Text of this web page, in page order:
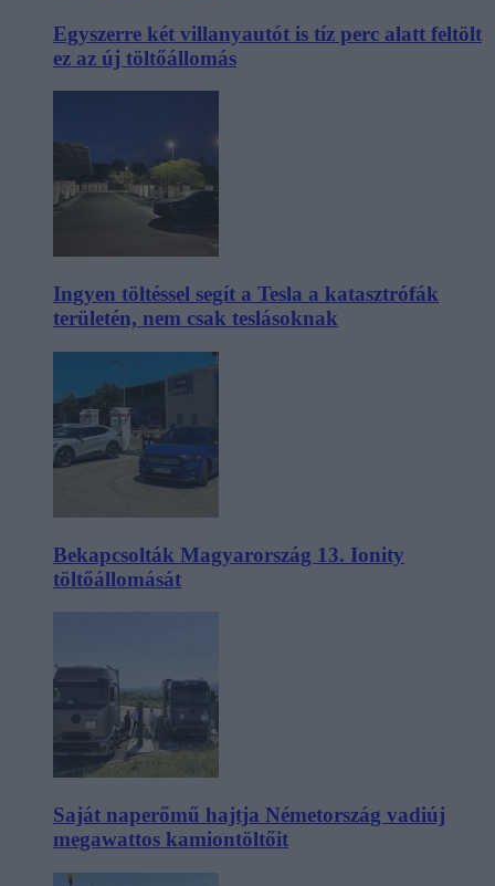
Egyszerre két villanyautót is tíz perc alatt feltölt
ez az új töltőállomás
Ingyen töltéssel segít a Tesla a katasztrófák
területén, nem csak teslásoknak
Bekapcsolták Magyarország 13. Ionity
töltőállomását
Saját naperőmű hajtja Németország vadiúj
megawattos kamiontöltőit